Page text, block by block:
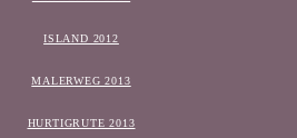
ISLAND 2012
MALERWEG 2013
HURTIGRUTE 2013